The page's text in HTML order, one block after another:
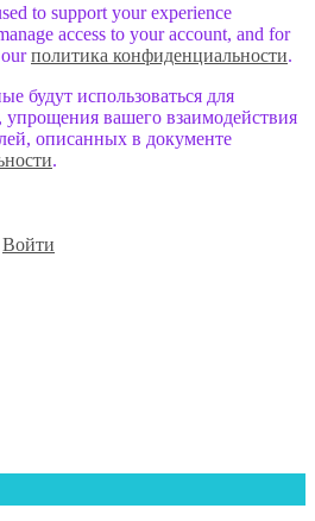
to support your experience
access to your account, and for
политика конфиденциальности.
будут использоваться для
упрощения вашего взаимодействия
описанных в документе
.
Войти